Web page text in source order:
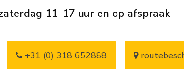
11-17 uur en op afspraak
+31 (0) 318 652888